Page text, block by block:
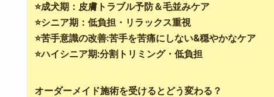
⭐️成犬期：皮膚トラブル予防＆毛並みケア
⭐️シニア期：低負担・リラックス重視
⭐️苦手意識の改善:苦手を苦痛にしない&穏やかなケア
⭐️ハイシニア期:分割トリミング・低負担
オーダーメイド施術を受けるとどう変わる？